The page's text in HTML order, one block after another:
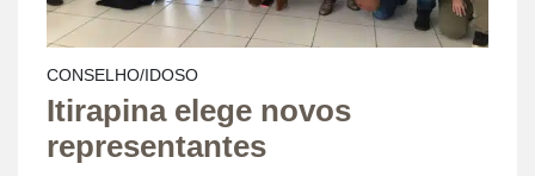
CONSELHO/IDOSO
Itirapina elege novos
representantes